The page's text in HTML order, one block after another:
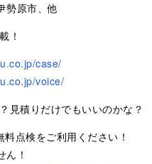
勢原市、他
！
case/
voice/
見積りだけでもいいのかな？
点検をご利用ください！
！